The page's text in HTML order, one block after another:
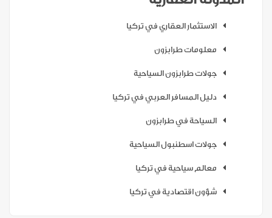
الاستثمار العقاري في تركيا
معلومات طرابزون
جولات طرابزون السياحية
دليل المسافر العربي في تركيا
السياحة في طرابزون
جولات اسطنبول السياحية
معالم سياحية في تركيا
شؤون اقتصادية في تركيا